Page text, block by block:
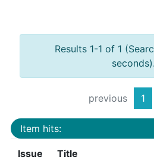
Results 1-1 of 1
seconds).
previous 1
Item hits:
Issue
Title